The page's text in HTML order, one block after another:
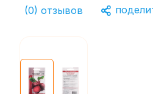
(0) отзывов